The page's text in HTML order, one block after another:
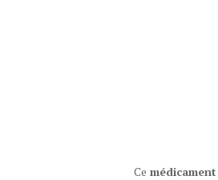
Ce médicament